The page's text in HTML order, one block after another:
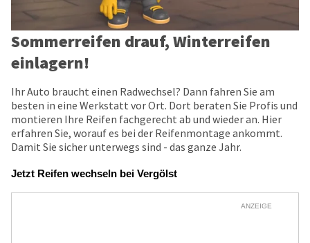
Sommerreifen drauf, Winterreifen
einlagern!
Ihr Auto braucht einen Radwechsel? Dann fahren Sie am
besten in eine Werkstatt vor Ort. Dort beraten Sie Profis und
montieren Ihre Reifen fachgerecht ab und wieder an. Hier
erfahren Sie, worauf es bei der Reifenmontage ankommt.
Damit Sie sicher unterwegs sind - das ganze Jahr.
Jetzt Reifen wechseln bei Vergölst
ANZEIGE